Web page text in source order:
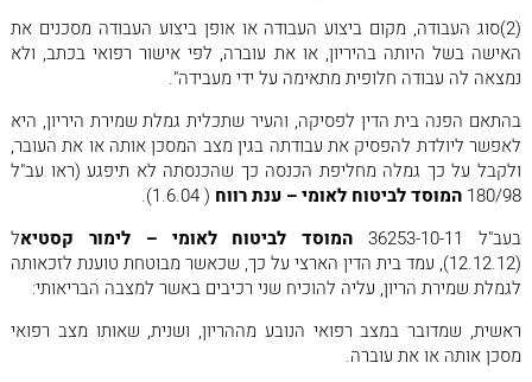
(2)סוג העבודה, מקום ביצוע העבודה או אופן ביצוע העבודה מסכנים את
האישה בשל היותה בהיריון, או את עוברה, לפי אישור רפואי בכתב, ולא
נמצאה לה עבודה חלופית מתאימה על ידי מעבידה".
בהתאם הפנה בית הדין לפסיקה, והעיר שתכלית גמלת שמירת היריון, היא
לאפשר ליולדת להפסיק את עבודתה בגין מצב המסכן אותה או את העובר,
ולקבל על כך גמלה מחליפת הכנסה כך שהכנסתה לא תיפגע (ראו עב"ל
180/98 המוסד לביטוח לאומי – ענת רווח ( 1.6.04).
בעב"ל 36253-10-11
המוסד לביטוח לאומי – לימור קסטיאל
(12.12.12), עמד בית הדין הארצי על כך, שכאשר מבוטחת טוענת לזכאותה
לגמלת שמירת הריון, עליה להוכיח שני רכיבים באשר למצבה הבריאותי:
ראשית, שמדובר במצב רפואי הנובע מההריון, ושנית, שאותו מצב רפואי
מסכן אותה או את עוברה.